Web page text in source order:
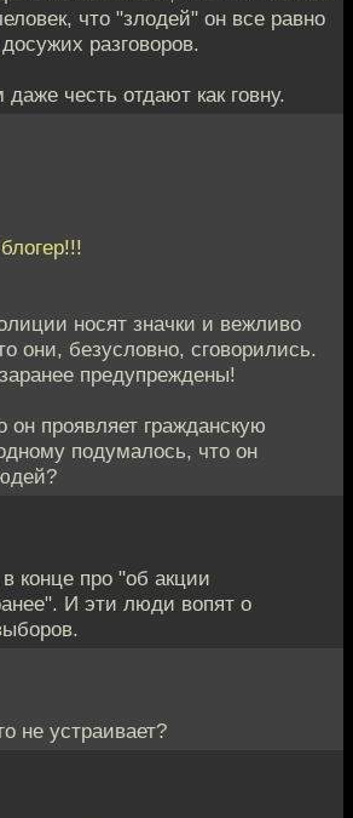
что "злодей" он все равно
разговоров.
честь отдают как говну.
носят значки и вежливо
они, безусловно, сговорились.
предупреждены!
он проявляет гражданскую
подумалось, что он
конце про "об акции
И эти люди вопят о
не устраивает?